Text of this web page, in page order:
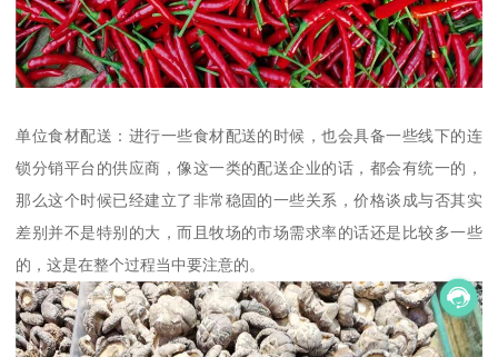
单位食材配送：进行一些食材配送的时候，也会具备一些线下的连
锁分销平台的供应商，像这一类的配送企业的话，都会有统一的，
那么这个时候已经建立了非常稳固的一些关系，价格谈成与否其实
差别并不是特别的大，而且牧场的市场需求率的话还是比较多一些
的，这是在整个过程当中要注意的。